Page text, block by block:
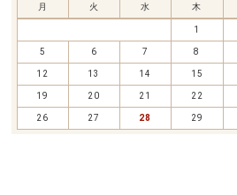
月 火 水 木
1
5 6 7 8
12 13 14 15
19 20 21 22
26 27 28 29